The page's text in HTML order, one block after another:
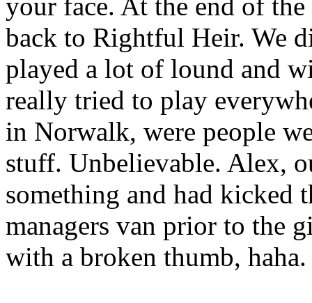
back to Rightful Heir. We
played a lot of lound and
really tried to play
in Norwalk, were people
stuff. Unbelievable. Alex,
something and had kicked
managers van prior to the
with a broken thumb,